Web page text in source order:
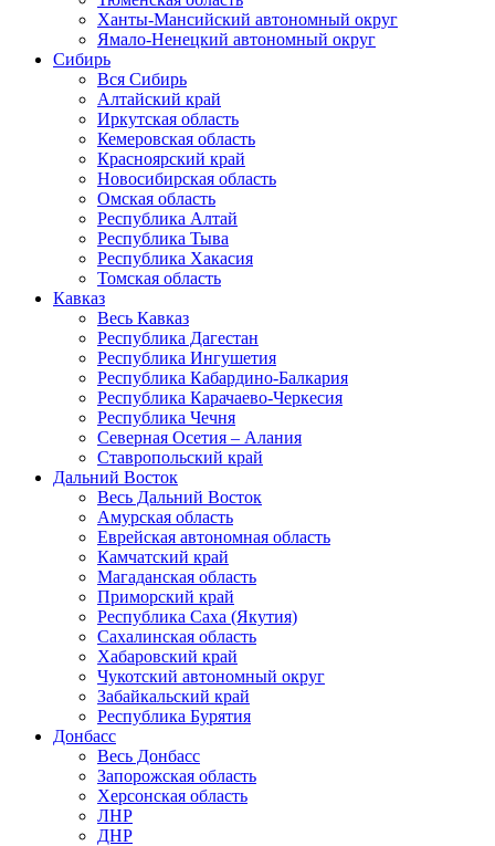
Ханты-Мансийский автономный округ
Ямало-Ненецкий автономный округ
Сибирь
Вся Сибирь
Алтайский край
Иркутская область
Кемеровская область
Красноярский край
Новосибирская область
Омская область
Республика Алтай
Республика Тыва
Республика Хакасия
Томская область
Кавказ
Весь Кавказ
Республика Дагестан
Республика Ингушетия
Республика Кабардино-Балкария
Республика Карачаево-Черкесия
Республика Чечня
Северная Осетия – Алания
Ставропольский край
Дальний Восток
Весь Дальний Восток
Амурская область
Еврейская автономная область
Камчатский край
Магаданская область
Приморский край
Республика Саха (Якутия)
Сахалинская область
Хабаровский край
Чукотский автономный округ
Забайкальский край
Республика Бурятия
Донбасс
Весь Донбасс
Запорожская область
Херсонская область
ЛНР
ДНР